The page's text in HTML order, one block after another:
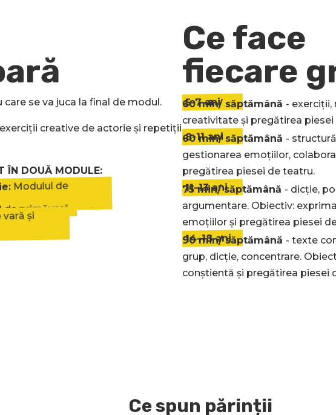
se va juca la final de modul.
creative de actorie și repetiții
ÎN DOUĂ MODULE:
Modulul de
de primăvară
și
Ce face
fiecare
5-7 ani
60 min/ săptămână - exerciții,
creativitate și pregătirea
8-11 ani
60 min/ săptămână - s
gestionarea emoțiilor,
pregătirea piesei de teatru.
11–13 ani
75 min/ săptămână - dicție,
argumentare. Obiectiv:
emoțiilor și pregătirea piesei
14–18 ani
90 min/ săptămână - texte
grup, dicție, concentrare.
conștientă și pregătirea piesei
Ce spun părinții